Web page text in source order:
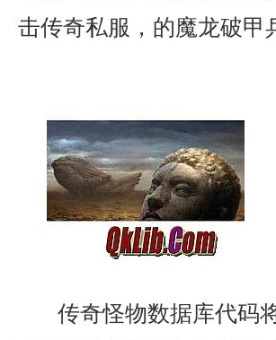
击传奇私服，的魔龙破甲
传奇怪物数据库代码